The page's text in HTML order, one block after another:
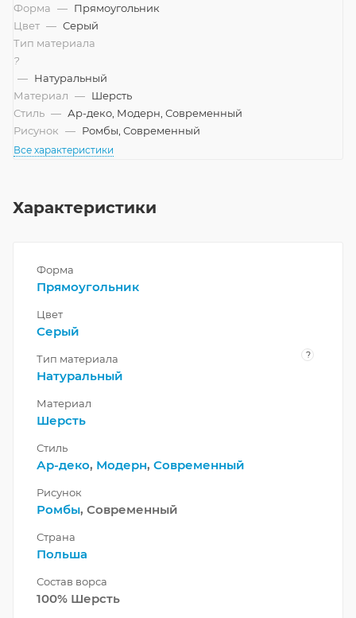
Форма — Прямоугольник
Цвет — Серый
Тип материала
?
— Натуральный
Материал — Шерсть
Стиль — Ар-деко, Модерн, Современный
Рисунок — Ромбы, Современный
Все характеристики
Характеристики
Форма
Прямоугольник
Цвет
Серый
Тип материала ?
Натуральный
Материал
Шерсть
Стиль
Ар-деко, Модерн, Современный
Рисунок
Ромбы, Современный
Страна
Польша
Состав ворса
100% Шерсть